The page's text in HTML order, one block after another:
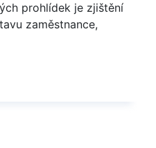
prohlídek je zjištění
zaměstnance,